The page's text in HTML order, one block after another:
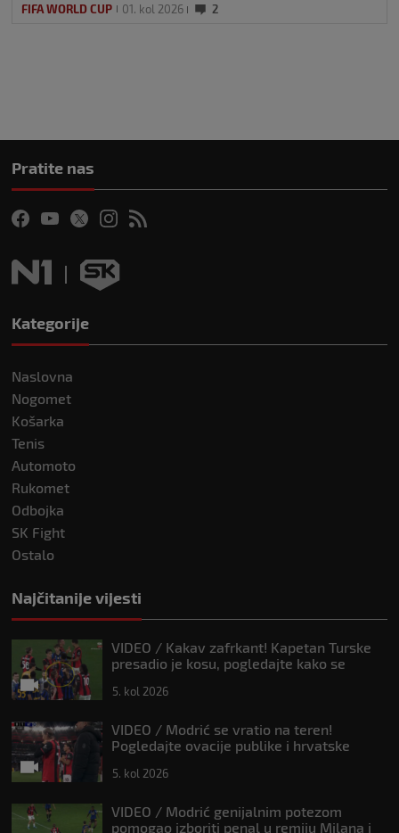
FIFA WORLD CUP 01. kol 2026 2
Pratite nas
Kategorije
Naslovna
Nogomet
Košarka
Tenis
Automoto
Rukomet
Odbojka
SK Fight
Ostalo
Najčitanije vijesti
VIDEO / Kakav zafrkant! Kapetan Turske
presadio je kosu, pogledajte kako se
5. kol 2026
VIDEO / Modrić se vratio na teren!
Pogledajte ovacije publike i hrvatske
5. kol 2026
VIDEO / Modrić genijalnim potezom
pomogao izboriti penal u remiju Milana i